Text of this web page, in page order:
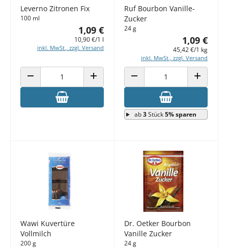
Leverno Zitronen Fix
100 ml
1,09 €
10,90 €/1 l
inkl. MwSt., zzgl. Versand
ANZAHL VERRINGERN ANZAHL ERHÖHEN
Ruf Bourbon Vanille-
Zucker
24 g
1,09 €
45,42 €/1 kg
inkl. MwSt., zzgl. Versand
ANZAHL VERRINGERN ANZAHL
ab3Stück5% sparen
Wawi Kuvertüre
Vollmilch
200 g
Dr. Oetker Bourbon
Vanille Zucker
24 g